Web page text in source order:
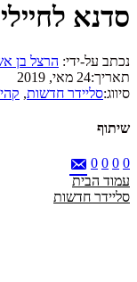
סדנא
נכתב על-ידי: הרצל בן
תאריך:24 מאי, 2019
סיווג:סליידר חדשות,
שיתוף
0
0
0
0
עמוד הבית
סליידר חדשות